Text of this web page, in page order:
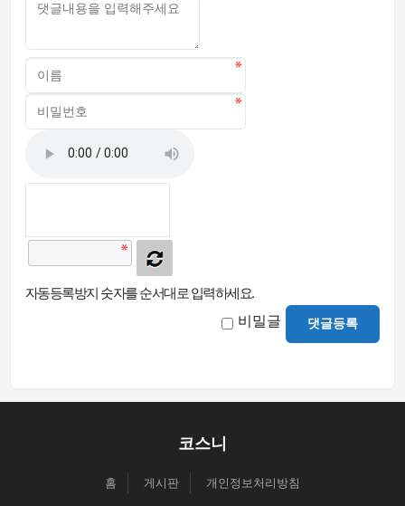
자동등록방지 숫자를 순서대로 입력하세요.
비밀글 댓글등록
코스니
홈 게시판 개인정보처리방침